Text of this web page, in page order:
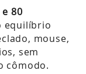
80
equilíbrio
mouse,
sem
cômodo.